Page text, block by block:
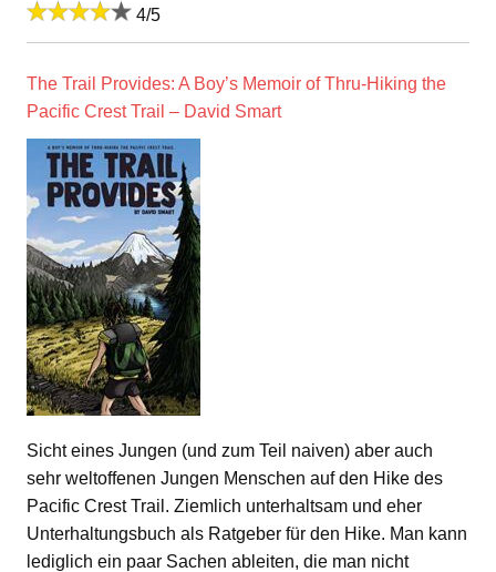
4/5
The Trail Provides: A Boy’s Memoir of Thru-Hiking the
Pacific Crest Trail – David Smart
Sicht eines Jungen (und zum Teil naiven) aber auch
sehr weltoffenen Jungen Menschen auf den Hike des
Pacific Crest Trail. Ziemlich unterhaltsam und eher
Unterhaltungsbuch als Ratgeber für den Hike. Man kann
lediglich ein paar Sachen ableiten, die man nicht